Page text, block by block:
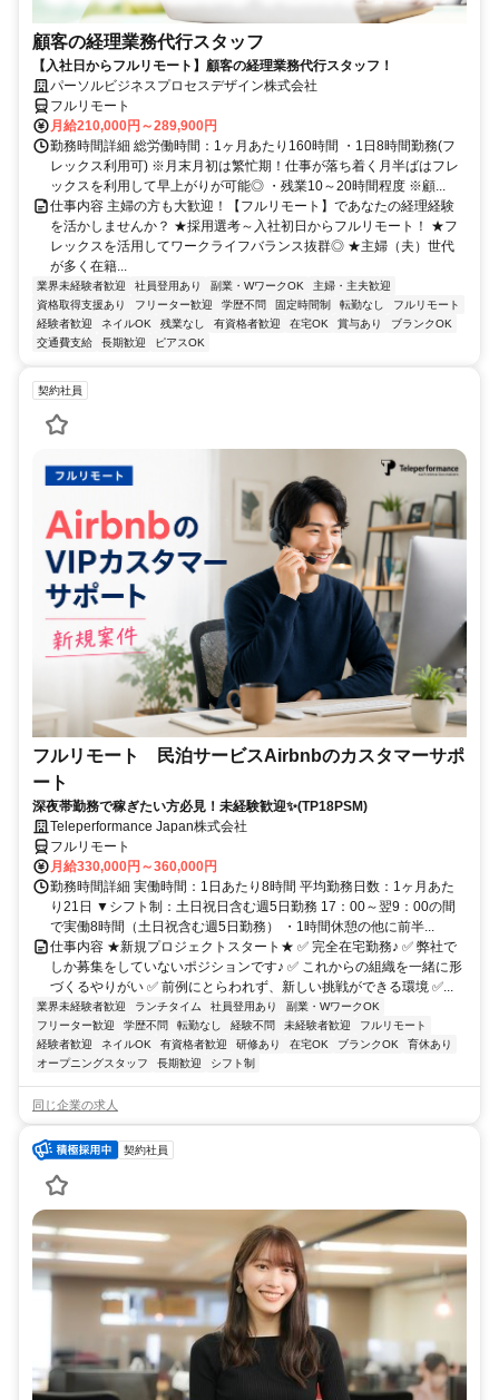
顧客の経理業務代行スタッフ
【入社日からフルリモート】顧客の経理業務代行スタッフ！
パーソルビジネスプロセスデザイン株式会社
フルリモート
月給210,000円～289,900円
勤務時間詳細 総労働時間：1ヶ月あたり160時間 ・1日8時間勤務(フ
レックス利用可) ※月末月初は繁忙期！仕事が落ち着く月半ばはフレ
ックスを利用して早上がりが可能◎ ・残業10～20時間程度 ※顧...
仕事内容 主婦の方も大歓迎！【フルリモート】であなたの経理経験
を活かしませんか？ ★採用選考～入社初日からフルリモート！ ★フ
レックスを活用してワークライフバランス抜群◎ ★主婦（夫）世代
が多く在籍...
業界未経験者歓迎 社員登用あり 副業・WワークOK
主婦・主夫歓迎
資格取得支援あり
フリーター歓迎 学歴不問 固定時間制 転勤なし
フルリモート
経験者歓迎
ネイルOK 残業なし 有資格者歓迎 在宅OK 賞与あり
ブランクOK
交通費支給
長期歓迎 ピアスOK
契約社員
フルリモート 民泊サービスAirbnbのカスタマーサポ
ート
深夜帯勤務で稼ぎたい方必見！未経験歓迎✨(TP18PSM)
Teleperformance Japan株式会社
フルリモート
月給330,000円～360,000円
勤務時間詳細 実働時間：1日あたり8時間 平均勤務日数：1ヶ月あた
り21日 ▼シフト制：土日祝日含む週5日勤務 17：00～翌9：00の間
で実働8時間（土日祝含む週5日勤務） ・1時間休憩の他に前半...
仕事内容 ★新規プロジェクトスタート★ ✅ 完全在宅勤務♪ ✅ 弊社で
しか募集をしていないポジションです♪ ✅ これからの組織を一緒に形
づくるやりがい ✅ 前例にとらわれず、新しい挑戦ができる環境 ✅...
業界未経験者歓迎 ランチタイム 社員登用あり
副業・WワークOK
フリーター歓迎
学歴不問 転勤なし 経験不問 未経験者歓迎
フルリモート
経験者歓迎
ネイルOK 有資格者歓迎 研修あり 在宅OK ブランクOK
育休あり
オープニングスタッフ
長期歓迎 シフト制
同じ企業の求人
契約社員